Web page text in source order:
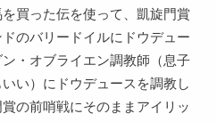
買った伝を使って、凱旋門賞
のバリードイルにドウデュー
・オブライエン調教師（息子
い）にドウデュースを調教し
の前哨戦にそのままアイリッ